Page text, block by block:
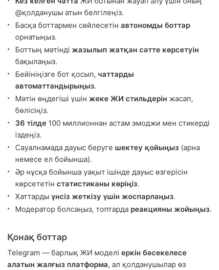
@қолданушы атын белгілеңіз.
Басқа боттармен сөйлесетін автономды боттар
орнатыңыз.
Боттың мәтінді жазылып жатқан сәтте көрсетуін
бақылаңыз.
Бейініңізге бот қосып, чаттарды
автоматтандырыңыз.
Мәтін өңдегіші үшін жеке ЖИ стильдерін жасап,
бөлісіңіз.
36 тілде 100 миллионнан астам эмоджи мен стикерді
іздеңіз.
Сауалнамада дауыс беруге шектеу қойыңыз (арна
немесе ел бойынша).
Әр нұсқа бойынша уақыт ішінде дауыс өзгерісін
көрсететін статистиканы көріңіз.
Хаттарды үнсіз жеткізу үшін жоспарлаңыз.
Модератор болсаңыз, топтарда реакцияны жойыңыз.
Қонақ боттар
Telegram — барлық ЖИ моделі еркін бәсекелесе
алатын жалғыз платформа, ал қолданушылар өз